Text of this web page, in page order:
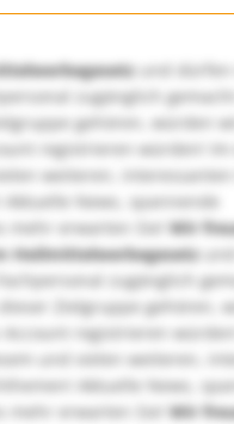
und dürfen
zugänglich
gehören, würden
registrieren würden! Im
weiteren, interessanten
News, spannende
mehr erwarten Sie!Wir
Heilmittelwerbegesetz
zugänglich
Zielgruppe gehören,
registrieren
und vielen weiteren,
Aktuelle News,
mehr erwarten Sie! Wir